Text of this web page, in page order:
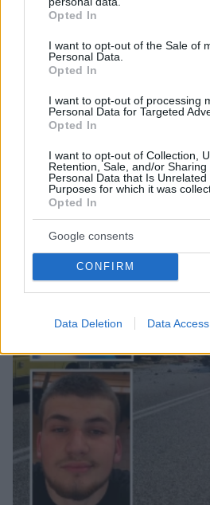
grant or deny consent to Google
use your data for below specified
consent section.
Opted In
I want to opt-out of the Sale of
Personal Data.
Opted In
I want to opt-out of processing
Personal Data for Targeted
Opted In
I want to opt-out of Collection,
Retention, Sale, and/or Sharing
Personal Data that Is Unrelated
Purposes for which it was
Opted In
Google consents
CONFIRM
Data Deletion Data Access
Βίντεο: Μεθυσμένη σκότωσε
κλαίγοντας τον πατέρα της
08.08.2026, 09:25